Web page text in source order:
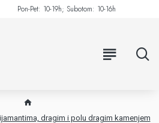
Pon-Pet: 10-19h; Subotom: 10-16h
dragim i polu dragim kamenjem